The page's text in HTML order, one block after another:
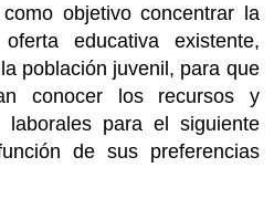
objetivo concentrar la
educativa existente,
población juvenil, para que
conocer los recursos y
laborales para el siguiente
de sus preferencias